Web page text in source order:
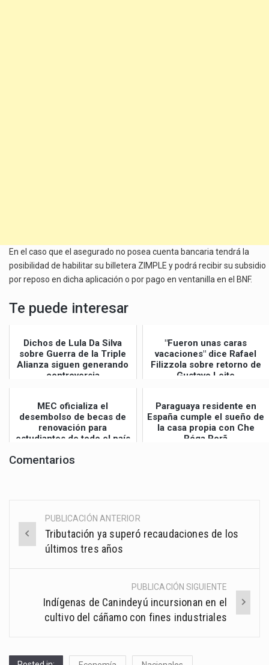
En el caso que el asegurado no posea cuenta bancaria tendrá la
posibilidad de habilitar su billetera ZIMPLE y podrá recibir su subsidio
por reposo en dicha aplicación o por pago en ventanilla en el BNF.
Te puede interesar
Dichos de Lula Da Silva
sobre Guerra de la Triple
Alianza siguen generando
controversia
"Fueron unas caras
vacaciones" dice Rafael
Filizzola sobre retorno de
Gustavo Leite
MEC oficializa el
desembolso de becas de
renovación para
estudiantes de todo el país
Paraguaya residente en
España cumple el sueño de
la casa propia con Che
Róga Porã
Comentarios
Post
navigation
PUBLICACIÓN ANTERIOR
Tributación ya superó recaudaciones de los
últimos tres años
PUBLICACIÓN SIGUIENTE
Indígenas de Canindeyú incursionan en el
cultivo del cáñamo con fines industriales